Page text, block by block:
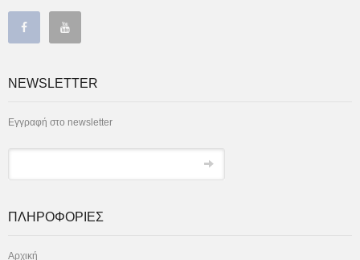
NEWSLETTER
Εγγραφή στο newsletter
ΠΛΗΡΟΦΟΡΙΕΣ
Αρχική